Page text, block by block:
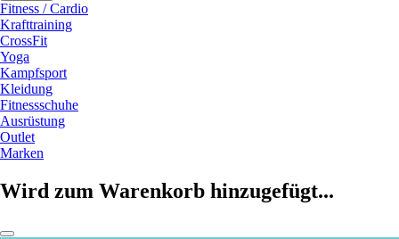
Fitness / Cardio
Krafttraining
CrossFit
Yoga
Kampfsport
Kleidung
Fitnessschuhe
Ausrüstung
Outlet
Marken
Wird zum Warenkorb hinzugefügt...